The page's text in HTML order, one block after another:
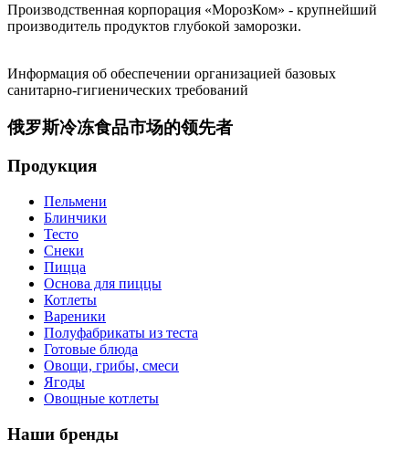
Производственная корпорация «МорозКом» - крупнейший
производитель продуктов глубокой заморозки.
Информация об обеспечении организацией базовых
санитарно-гигиенических требований
俄罗斯冷冻食品市场的领先者
Продукция
Пельмени
Блинчики
Тесто
Снеки
Пицца
Основа для пиццы
Котлеты
Вареники
Полуфабрикаты из теста
Готовые блюда
Овощи, грибы, смеси
Ягоды
Овощные котлеты
Наши бренды